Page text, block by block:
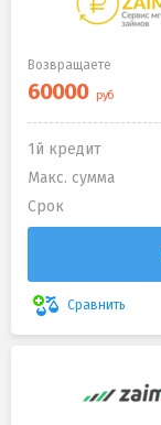
Возвращаете
1й кредит
Макс. сумма
Срок
Сравнить